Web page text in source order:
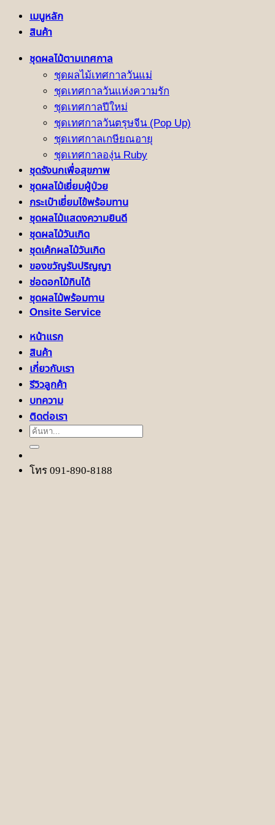
เมนูหลัก
สินค้า
ชุดผลไม้ตามเทศกาล
ชุดผลไม้เทศกาลวันแม่
ชุดเทศกาลวันแห่งความรัก
ชุดเทศกาลปีใหม่
ชุดเทศกาลวันตรุษจีน (Pop Up)
ชุดเทศกาลเกษียณอายุ
ชุดเทศกาลองุ่น Ruby
ชุดรังนกเพื่อสุขภาพ
ชุดผลไม้เยี่ยมผู้ป่วย
กระเป๋าเยี่ยมไข้พร้อมทาน
ชุดผลไม้แสดงความยินดี
ชุดผลไม้วันเกิด
ชุดเค้กผลไม้วันเกิด
ของขวัญรับปริญญา
ช่อดอกไม้กินได้
ชุดผลไม้พร้อมทาน
Onsite Service
หน้าแรก
สินค้า
เกี่ยวกับเรา
รีวิวลูกค้า
บทความ
ติดต่อเรา
ค้นหา:
โทร 091-890-8188